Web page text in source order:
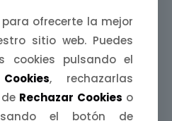
de productos
interesar:
ofrecerte la mejor
sitio web. Puedes
cookies pulsando el
, rechazarlas
Rechazar Cookies o
el botón de